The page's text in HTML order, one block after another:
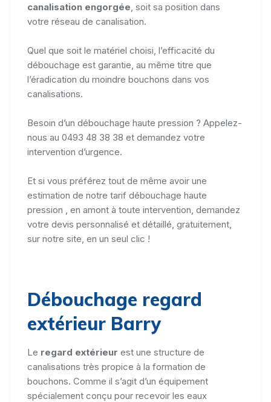
canalisation engorgée , soit sa position dans
votre réseau de canalisation.
Quel que soit le matériel choisi, l’efficacité du
débouchage est garantie, au même titre que
l’éradication du moindre bouchons dans vos
canalisations.
Besoin d’un débouchage haute pression ? Appelez-
nous au 0493 48 38 38 et demandez votre
intervention d’urgence.
Et si vous préférez tout de même avoir une
estimation de notre tarif débouchage haute
pression , en amont à toute intervention, demandez
votre devis personnalisé et détaillé, gratuitement,
sur notre site, en un seul clic !
Débouchage regard
extérieur Barry
Le regard extérieur est une structure de
canalisations très propice à la formation de
bouchons. Comme il s’agit d’un équipement
spécialement conçu pour recevoir les eaux